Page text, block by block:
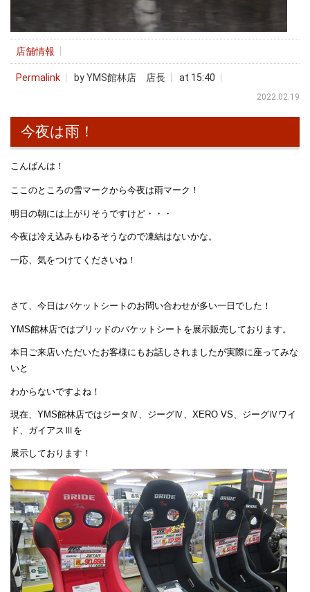
店舗情報
Permalink by YMS館林店 店長 at 15:40
2022.02.19
今夜は雨！
こんばんは！
ここのところの雪マークから今夜は雨マーク！
明日の朝には上がりそうですけど・・・
今夜は冷え込みもゆるそうなので凍結はないかな。
一応、気をつけてくださいね！
さて、今日はバケットシートのお問い合わせが多い一日でした！
YMS館林店ではブリッドのバケットシートを展示販売しております。
本日ご来店いただいたお客様にもお話しされましたが実際に座ってみな
いと
わからないですよね！
現在、YMS館林店ではジータⅣ、ジーグⅣ、XERO VS、ジーグⅣワイ
ド、ガイアスⅢを
展示しております！